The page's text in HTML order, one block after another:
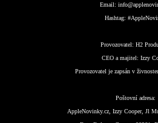
Email:
Hashtag:
Provozovatel: H2
CEO a majitel: Izzy
Provozovatel je zapsán v
Poštovní adresa:
AppleNovinky.cz, Izzy Cooper, Jl